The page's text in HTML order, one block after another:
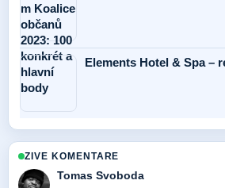
Elements Hotel & Spa –
ZIVE KOMENTARE
Tomas Svoboda